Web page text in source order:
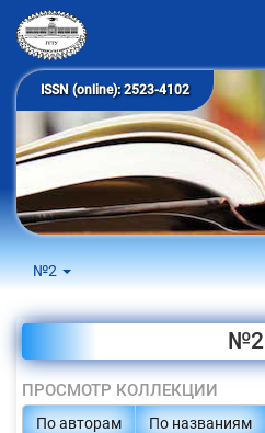
ISSN (online): 2523-4102
№2
№2
ПРОСМОТР КОЛЛЕКЦИИ
По авторам По названиям